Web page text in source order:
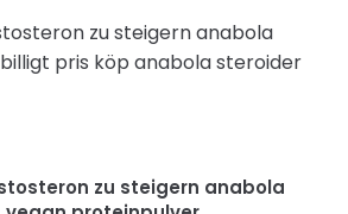
zu steigern anabola
pris köp anabola steroider
zu steigern anabola